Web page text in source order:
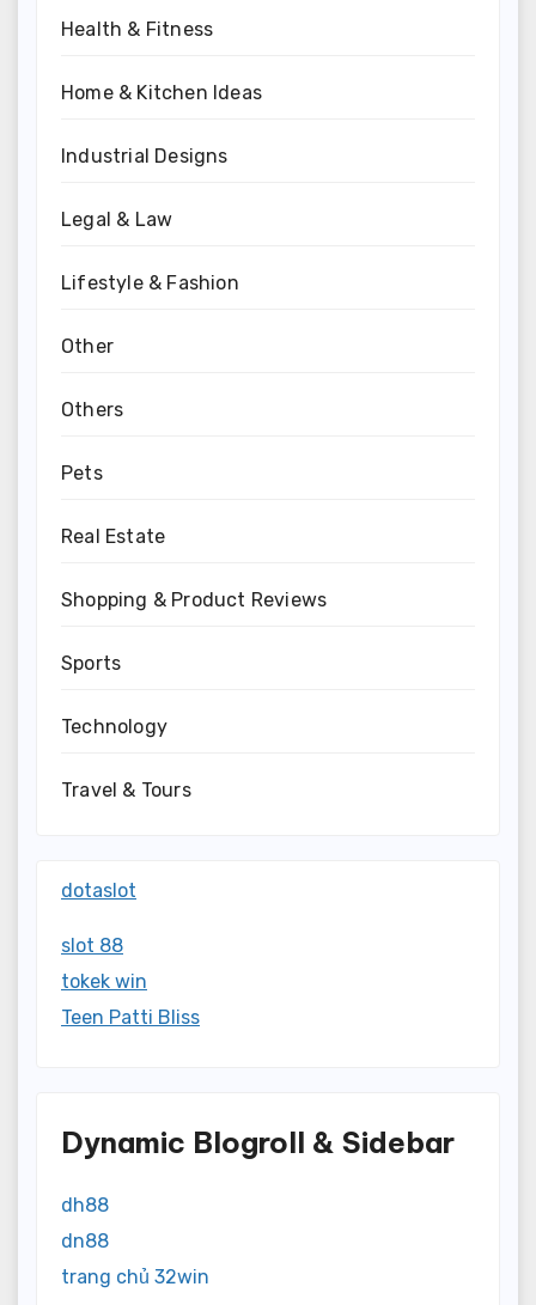
Health & Fitness
Home & Kitchen Ideas
Industrial Designs
Legal & Law
Lifestyle & Fashion
Other
Others
Pets
Real Estate
Shopping & Product Reviews
Sports
Technology
Travel & Tours
dotaslot
slot 88
tokek win
Teen Patti Bliss
Dynamic Blogroll & Sidebar
dh88
dn88
trang chủ 32win